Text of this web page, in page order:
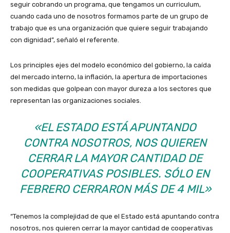
seguir cobrando un programa, que tengamos un curriculum,
cuando cada uno de nosotros formamos parte de un grupo de
trabajo que es una organización que quiere seguir trabajando
con dignidad”, señaló el referente.
Los principles ejes del modelo económico del gobierno, la caída
del mercado interno, la inflación, la apertura de importaciones
son medidas que golpean con mayor dureza a los sectores que
representan las organizaciones sociales.
«EL ESTADO ESTÁ APUNTANDO
CONTRA NOSOTROS, NOS QUIEREN
CERRAR LA MAYOR CANTIDAD DE
COOPERATIVAS POSIBLES. SÓLO EN
FEBRERO CERRARON MÁS DE 4 MIL»
“Tenemos la complejidad de que el Estado está apuntando contra
nosotros, nos quieren cerrar la mayor cantidad de cooperativas